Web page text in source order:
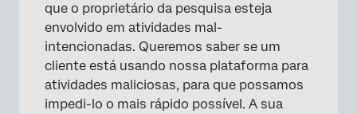
que o proprietário da pesquisa esteja
envolvido em atividades mal-
intencionadas. Queremos saber se um
cliente está usando nossa plataforma para
atividades maliciosas, para que possamos
impedi-lo o mais rápido possível. A sua